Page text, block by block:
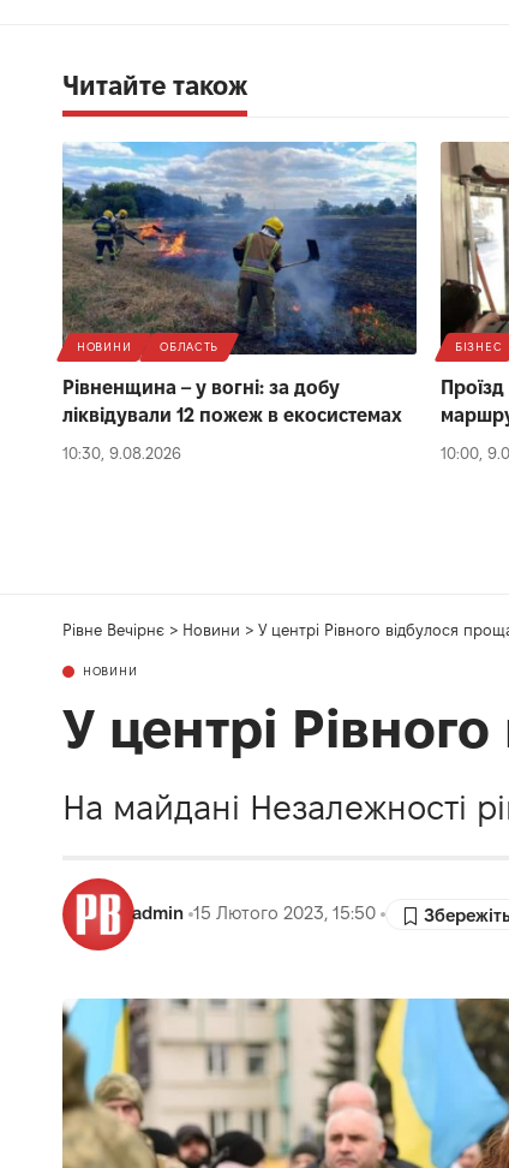
Читайте також
НОВИНИ ОБЛАСТЬ
Рівненщина – у вогні: за добу
ліквідували 12 пожеж в екосистемах
10:30, 9.08.2026
БІЗНЕС
10:00,
Рівне Вечірнє > Новини > У центрі Рівного відбулося
НОВИНИ
У центрі
На майдані Незалежності
admin 15 Лютого 2023, 15:50